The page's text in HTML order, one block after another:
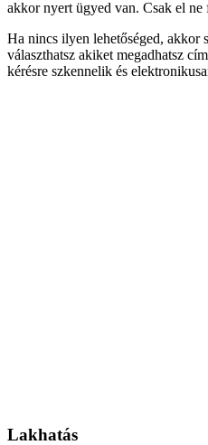
akkor nyert ügyed van. Csak el ne
Ha nincs ilyen lehetőséged, akkor
választhatsz akiket megadhatsz
kérésre szkennelik és
Lakhatás